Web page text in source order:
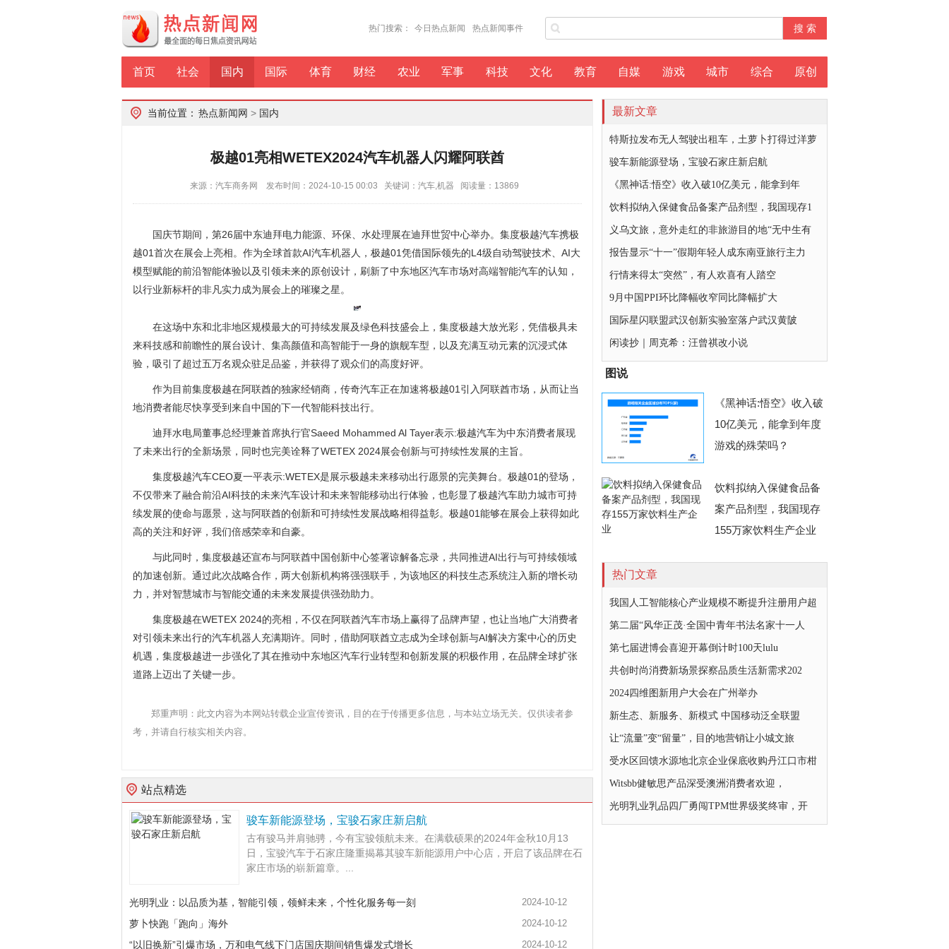
热门搜索： 今日热点新闻 热点新闻事件
首页 社会 国内 国际 体育 财经 农业 军事 科技 文化 教育 自媒 游戏 城市 综合 原创
当前位置： 热点新闻网 > 国内
极越01亮相WETEX2024汽车机器人闪耀阿联酋
来源：汽车商务网 发布时间：2024-10-15 00:03 关键词：汽车,机器 阅读量：13869
国庆节期间，第26届中东迪拜电力能源、环保、水处理展在迪拜世贸中心举办。集度极越汽车携极
越01首次在展会上亮相。作为全球首款AI汽车机器人，极越01凭借国际领先的L4级自动驾驶技术、AI大
模型赋能的前沿智能体验以及引领未来的原创设计，刷新了中东地区汽车市场对高端智能汽车的认知，
以行业新标杆的非凡实力成为展会上的璀璨之星。
在这场中东和北非地区规模最大的可持续发展及绿色科技盛会上，集度极越大放光彩，凭借极具未
来科技感和前瞻性的展台设计、集高颜值和高智能于一身的旗舰车型，以及充满互动元素的沉浸式体
验，吸引了超过五万名观众驻足品鉴，并获得了观众们的高度好评。
作为目前集度极越在阿联酋的独家经销商，传奇汽车正在加速将极越01引入阿联酋市场，从而让当
地消费者能尽快享受到来自中国的下一代智能科技出行。
迪拜水电局董事总经理兼首席执行官Saeed Mohammed Al Tayer表示:极越汽车为中东消费者展现
了未来出行的全新场景，同时也完美诠释了WETEX 2024展会创新与可持续性发展的主旨。
集度极越汽车CEO夏一平表示:WETEX是展示极越未来移动出行愿景的完美舞台。极越01的登场，
不仅带来了融合前沿AI科技的未来汽车设计和未来智能移动出行体验，也彰显了极越汽车助力城市可持
续发展的使命与愿景，这与阿联酋的创新和可持续性发展战略相得益彰。极越01能够在展会上获得如此
高的关注和好评，我们倍感荣幸和自豪。
与此同时，集度极越还宣布与阿联酋中国创新中心签署谅解备忘录，共同推进AI出行与可持续领域
的加速创新。通过此次战略合作，两大创新机构将强强联手，为该地区的科技生态系统注入新的增长动
力，并对智慧城市与智能交通的未来发展提供强劲助力。
集度极越在WETEX 2024的亮相，不仅在阿联酋汽车市场上赢得了品牌声望，也让当地广大消费者
对引领未来出行的汽车机器人充满期许。同时，借助阿联酋立志成为全球创新与AI解决方案中心的历史
机遇，集度极越进一步强化了其在推动中东地区汽车行业转型和创新发展的积极作用，在品牌全球扩张
道路上迈出了关键一步。
郑重声明：此文内容为本网站转载企业宣传资讯，目的在于传播更多信息，与本站立场无关。仅供读者参
考，并请自行核实相关内容。
站点精选
骏车新能源登场，宝骏石家庄新启航
古有骏马并肩驰骋，今有宝骏领航未来。在满载硕果的2024年金秋10月13
日，宝骏汽车于石家庄隆重揭幕其骏车新能源用户中心店，开启了该品牌在石
家庄市场的崭新篇章。...
光明乳业：以品质为基，智能引领，领鲜未来，个性化服务每一刻 2024-10-12
萝卜快跑「跑向」海外 2024-10-12
“以旧换新”引爆市场，万和电气线下门店国庆期间销售爆发式增长 2024-10-12
最新文章
特斯拉发布无人驾驶出租车，土萝卜打得过洋萝
骏车新能源登场，宝骏石家庄新启航
《黑神话:悟空》收入破10亿美元，能拿到年
饮料拟纳入保健食品备案产品剂型，我国现存1
义乌文旅，意外走红的非旅游目的地“无中生有
报告显示“十一”假期年轻人成东南亚旅行主力
行情来得太“突然”，有人欢喜有人踏空
9月中国PPI环比降幅收窄同比降幅扩大
国际星闪联盟武汉创新实验室落户武汉黄陂
闲读抄｜周克希：汪曾祺改小说
图说
《黑神话:悟空》收入破
10亿美元，能拿到年度
游戏的殊荣吗？
饮料拟纳入保健食品备
案产品剂型，我国现存
155万家饮料生产企业
热门文章
我国人工智能核心产业规模不断提升注册用户超
第二届“风华正茂·全国中青年书法名家十一人
第七届进博会喜迎开幕倒计时100天lulu
共创时尚消费新场景探察品质生活新需求202
2024四维图新用户大会在广州举办
新生态、新服务、新模式 中国移动泛全联盟
让“流量”变“留量”，目的地营销让小城文旅
受水区回馈水源地北京企业保底收购丹江口市柑
Witsbb健敏思产品深受澳洲消费者欢迎，
光明乳业乳品四厂勇闯TPM世界级奖终审，开